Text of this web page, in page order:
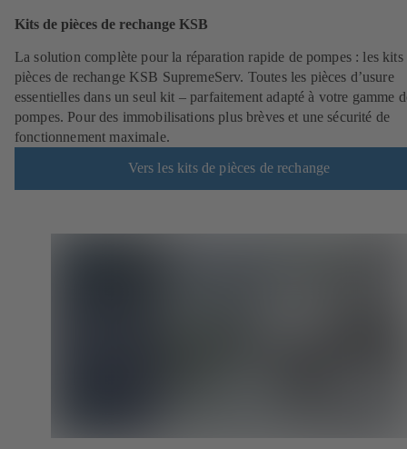
Kits de pièces de rechange KSB
La solution complète pour la réparation rapide de pompes : les kits
pièces de rechange KSB SupremeServ. Toutes les pièces d’usure
essentielles dans un seul kit – parfaitement adapté à votre gamme
pompes. Pour des immobilisations plus brèves et une sécurité de
fonctionnement maximale.
Vers les kits de pièces de rechange